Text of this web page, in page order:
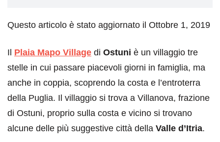
Questo articolo è stato aggiornato il Ottobre 1, 2019
Il Plaia Mapo Village di Ostuni è un villaggio tre
stelle in cui passare piacevoli giorni in famiglia, ma
anche in coppia, scoprendo la costa e l’entroterra
della Puglia. Il villaggio si trova a Villanova, frazione
di Ostuni, proprio sulla costa e vicino si trovano
alcune delle più suggestive città della Valle d’Itria.